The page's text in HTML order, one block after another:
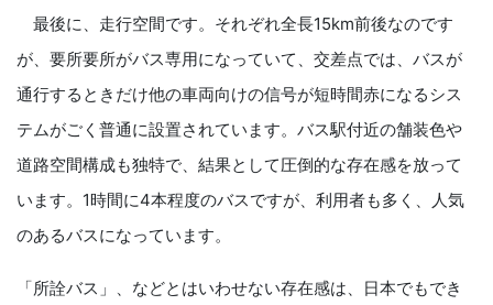
最後に、走行空間です。それぞれ全長15km前後なのです
が、要所要所がバス専用になっていて、交差点では、バスが
通行するときだけ他の車両向けの信号が短時間赤になるシス
テムがごく普通に設置されています。バス駅付近の舗装色や
道路空間構成も独特で、結果として圧倒的な存在感を放って
います。1時間に4本程度のバスですが、利用者も多く、人気
のあるバスになっています。
「所詮バス」、などとはいわせない存在感は、日本でもでき